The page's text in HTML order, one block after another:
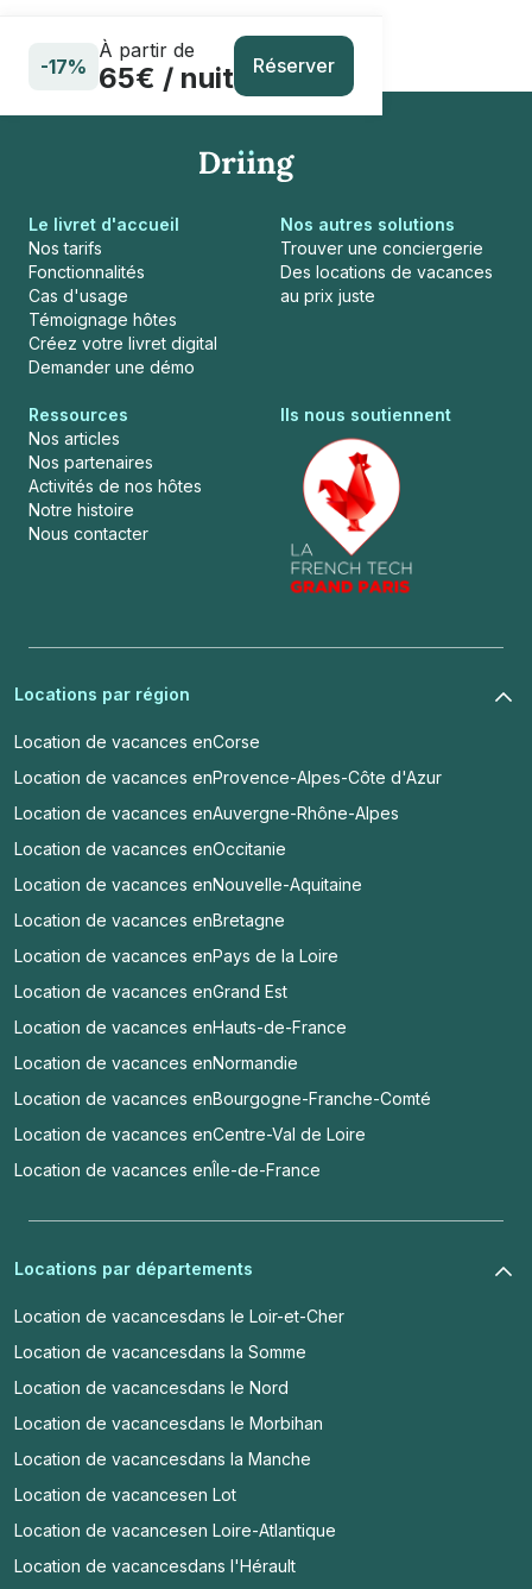
-17%
À partir de
65€ / nuit Réserver
Le livret d'accueil
Nos tarifs
Fonctionnalités
Cas d'usage
Témoignage hôtes
Créez votre livret digital
Demander une démo
Nos autres solutions
Trouver une conciergerie
Des locations de vacances
au prix juste
Ressources
Nos articles
Nos partenaires
Activités de nos hôtes
Notre histoire
Nous contacter
Ils nous soutiennent
Locations par région
Location de vacances enCorse
Location de vacances enProvence-Alpes-Côte d'Azur
Location de vacances enAuvergne-Rhône-Alpes
Location de vacances enOccitanie
Location de vacances enNouvelle-Aquitaine
Location de vacances enBretagne
Location de vacances enPays de la Loire
Location de vacances enGrand Est
Location de vacances enHauts-de-France
Location de vacances enNormandie
Location de vacances enBourgogne-Franche-Comté
Location de vacances enCentre-Val de Loire
Location de vacances enÎle-de-France
Locations par départements
Location de vacancesdans le Loir-et-Cher
Location de vacancesdans la Somme
Location de vacancesdans le Nord
Location de vacancesdans le Morbihan
Location de vacancesdans la Manche
Location de vacancesen Lot
Location de vacancesen Loire-Atlantique
Location de vacancesdans l'Hérault